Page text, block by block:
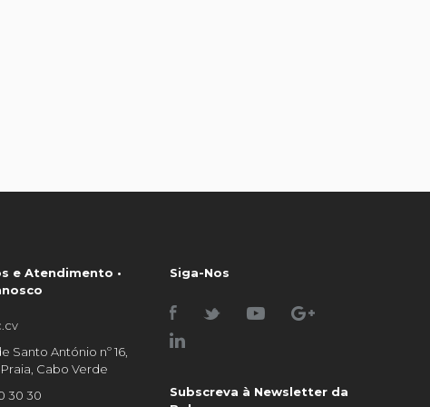
e Atendimento •
Santo António nº 16,
Praia, Cabo Verde
30 30
Siga-Nos
Subscreva à Newsletter da